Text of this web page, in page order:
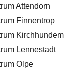
Attendorn
Finnentrop
Kirchhundem
Lennestadt
Olpe